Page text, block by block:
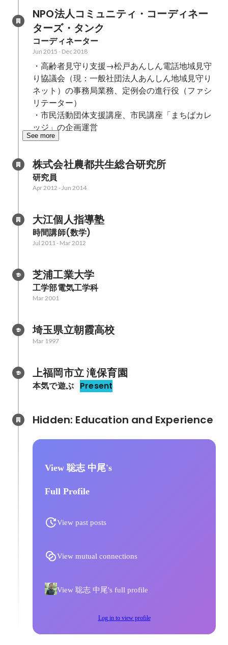
NPO法人コミュニティ・コーディネー
ターズ・タンク
コーディネーター
Jun 2015 - Dec 2018
・高齢者見守り支援→松戸あんしん電話地域見守
り協議会（現：一般社団法人あんしん地域見守り
ネット）の事務局業務、定例会の進行役（ファシ
リテーター）
・市民活動団体支援講座、市民講座「まちばカレ
ッジ」の企画運営
See more
株式会社農都共生総合研究所
研究員
Apr 2012 -Jun 2014
大江個人指導塾
時間講師(数学)
Jul 2011- Mar 2012
芝浦工業大学
工学部電気工学科
Mar 2001
埼玉県立朝霞高校
Mar 1997
上福岡市立 滝保育園
本気で遊ぶ Present
View 聡志 中尾's
Full Profile
View past posts
View mutual connections
View 聡志 中尾's full profile
Log in to view profile